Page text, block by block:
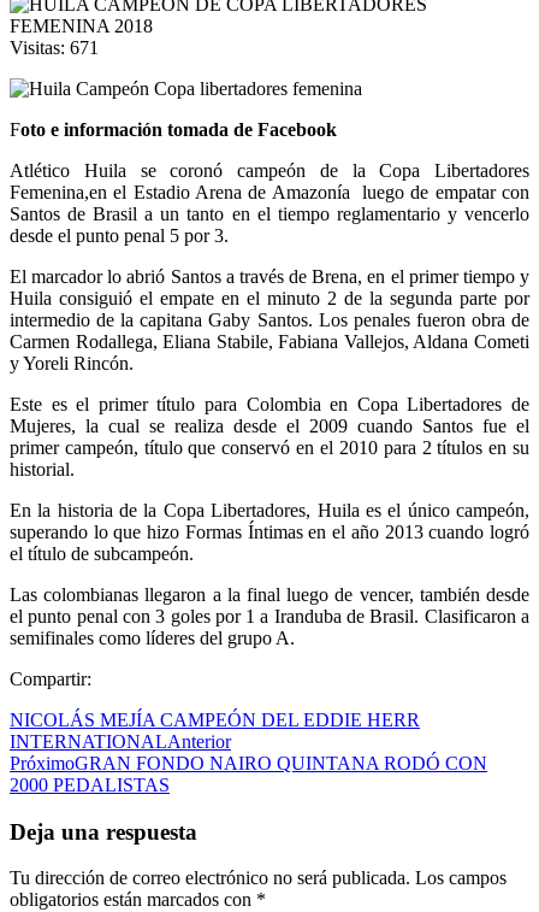
Visitas: 671
Foto e información tomada de Facebook
Atlético Huila se coronó campeón de la Copa Libertadores
Femenina,en el Estadio Arena de Amazonía luego de empatar con
Santos de Brasil a un tanto en el tiempo reglamentario y vencerlo
desde el punto penal 5 por 3.
El marcador lo abrió Santos a través de Brena, en el primer tiempo y
Huila consiguió el empate en el minuto 2 de la segunda parte por
intermedio de la capitana Gaby Santos. Los penales fueron obra de
Carmen Rodallega, Eliana Stabile, Fabiana Vallejos, Aldana Cometi
y Yoreli Rincón.
Este es el primer título para Colombia en Copa Libertadores de
Mujeres, la cual se realiza desde el 2009 cuando Santos fue el
primer campeón, título que conservó en el 2010 para 2 títulos en su
historial.
En la historia de la Copa Libertadores, Huila es el único campeón,
superando lo que hizo Formas Íntimas en el año 2013 cuando logró
el título de subcampeón.
Las colombianas llegaron a la final luego de vencer, también desde
el punto penal con 3 goles por 1 a Iranduba de Brasil. Clasificaron a
semifinales como líderes del grupo A.
Compartir:
NICOLÁS MEJÍA CAMPEÓN DEL EDDIE HERR
INTERNATIONALAnterior
PróximoGRAN FONDO NAIRO QUINTANA RODÓ CON
2000 PEDALISTAS
Deja una respuesta
Tu dirección de correo electrónico no será publicada. Los campos
obligatorios están marcados con *